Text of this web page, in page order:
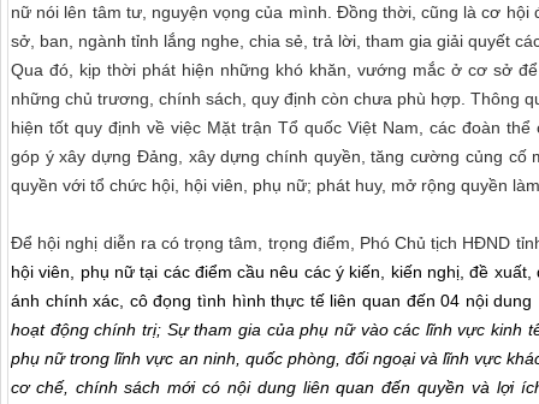
nữ nói lên tâm tư, nguyện vọng của mình. Đồng thời, cũng là cơ hội
sở, ban, ngành tỉnh lắng nghe, chia sẻ, trả lời, tham gia giải quyết
Qua đó, kịp thời phát hiện những khó khăn, vướng mắc ở cơ sở
những chủ trương, chính sách, quy định còn chưa phù hợp.Thông
hiện tốt quy định về việc Mặt trận Tổ quốc Việt Nam, các đoàn
góp ý xây dựng Đảng, xây dựng chính quyền, tăng cường củng cố
quyền với tổ chức hội, hội viên, phụ nữ; phát huy, mở rộng quyền
Để hội nghị diễn ra có trọng tâm, trọng điểm, Phó Chủ tịch HĐND
hội viên, phụ nữ tại các điểm cầu nêu các ý kiến, kiến nghị, đề
ánh chính xác, cô đọng tình hình thực tế liên quan đến04 nội dung
hoạt động chính trị; Sự tham gia của phụ nữ vào các lĩnh vực kinh
phụ nữ trong lĩnh vực an ninh, quốc phòng, đối ngoại và lĩnh vực
cơ chế, chính sách mới có nội dung liên quan đến quyền và lợi